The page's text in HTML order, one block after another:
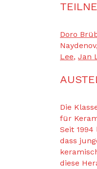
Doro
Lee, Jan
Die
für
Seit
dass
diese